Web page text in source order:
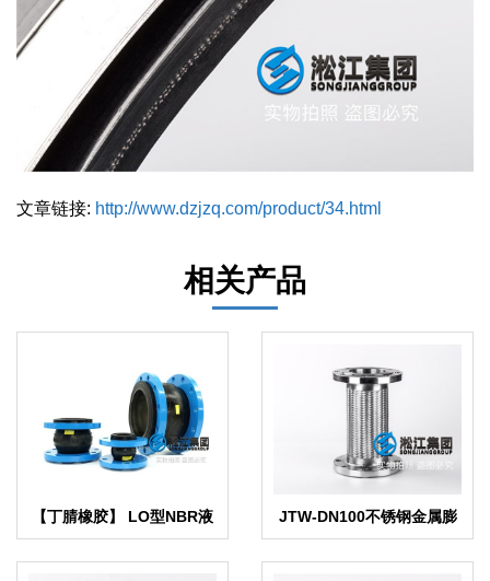
文章链接: http://www.dzjzq.com/product/34.html
相关产品
【丁腈橡胶】 LO型NBR液
压耐油橡胶接头
JTW-DN100不锈钢金属膨
胀节